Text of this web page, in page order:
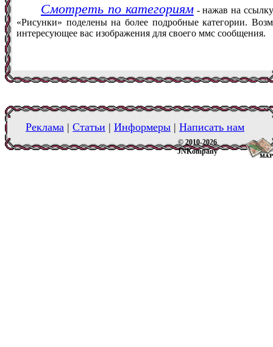
Смотреть по категориям- нажав на
«Рисунки» поделены на более подробные категории.
интересующее вас изображения для своего ммс сообщения.
Реклама | Статьи | Информеры | Написать нам
© 2010-2026
JNKompany